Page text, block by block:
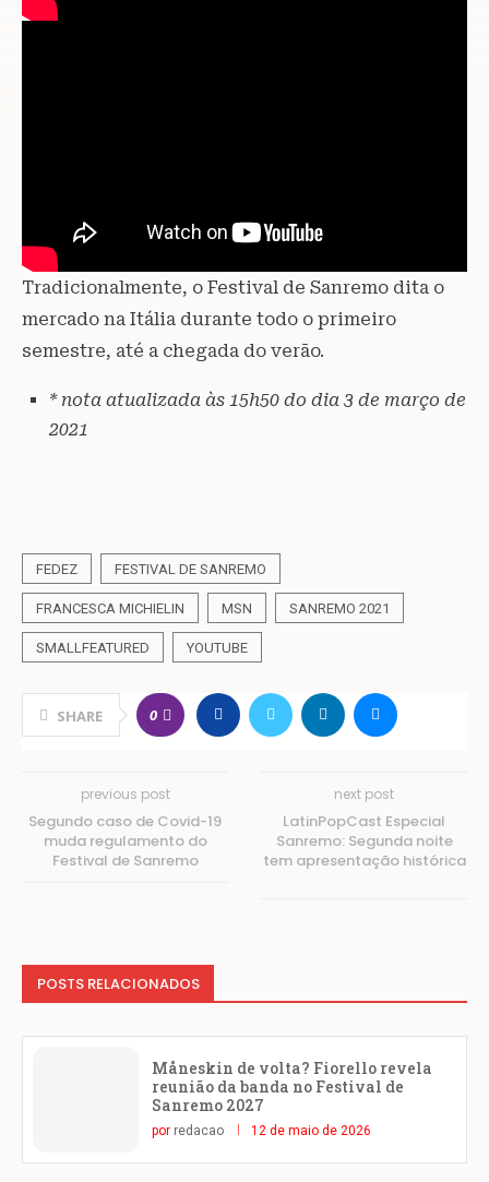
Tradicionalmente, o Festival de Sanremo dita o
mercado na Itália durante todo o primeiro
semestre, até a chegada do verão.
* nota atualizada às 15h50 do dia 3 de março de
2021
FEDEZ FESTIVAL DE SANREMO
FRANCESCA MICHIELIN MSN SANREMO 2021
SMALLFEATURED YOUTUBE
SHARE 0
previous post
Segundo caso de Covid-19
muda regulamento do
Festival de Sanremo
next post
LatinPopCast Especial
Sanremo: Segunda noite
tem apresentação histórica
POSTS RELACIONADOS
Måneskin de volta? Fiorello revela
reunião da banda no Festival de
Sanremo 2027
por redacao 12 de maio de 2026